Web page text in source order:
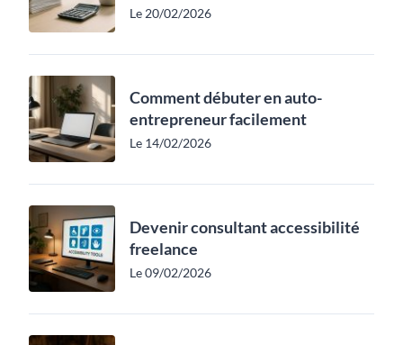
Le 20/02/2026
Comment débuter en auto-
entrepreneur facilement
Le 14/02/2026
Devenir consultant accessibilité
freelance
Le 09/02/2026